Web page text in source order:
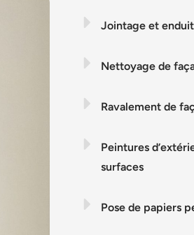
Jointage et enduit
Nettoyage de
Ravalement de
Peintures
surfaces
Pose de papiers